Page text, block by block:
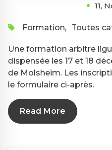
11,
Formation, Toutes
Une formation arbitre
dispensée les 17 et 18
de Molsheim. Les
le formulaire ci-après.
Read More